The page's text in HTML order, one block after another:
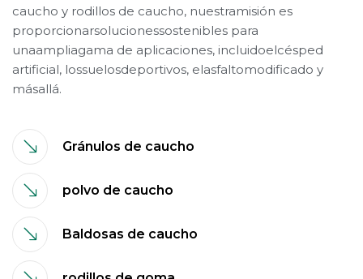
caucho y rodillos de caucho, nuestramisión es
proporcionarsolucionessostenibles para
unaampliagama de aplicaciones, incluidoelcésped
artificial, lossuelosdeportivos, elasfaltomodificado y
másallá.
Gránulos de caucho
polvo de caucho
Baldosas de caucho